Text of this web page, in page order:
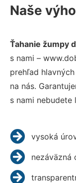
Naše
Ťahanie žumpy
s nami –
prehľad
na nás.
s nami nebudete
vysoká
nezáväzná